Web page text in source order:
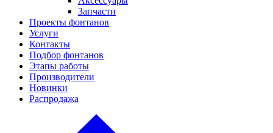
Запчасти
Проекты фонтанов
Услуги
Контакты
Подбор фонтанов
Этапы работы
Производители
Новинки
Распродажа